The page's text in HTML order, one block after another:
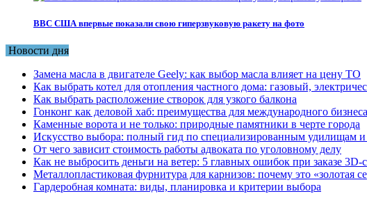
ВВС США впервые показали свою гиперзвуковую ракету на фото
Новости дня
Замена масла в двигателе Geely: как выбор масла влияет на цену ТО
Как выбрать котел для отопления частного дома: газовый,
Как выбрать расположение створок для узкого балкона
Гонконг как деловой хаб: преимущества для международного бизнеса
Каменные ворота и не только: природные памятники в черте города
Искусство выбора: полный гид по специализированным удилищам и
От чего зависит стоимость работы адвоката по уголовному делу
Как не выбросить деньги на ветер: 5 главных ошибок при заказе 3D-
Металлопластиковая фурнитура для карнизов: почему это «золотая
Гардеробная комната: виды, планировка и критерии выбора